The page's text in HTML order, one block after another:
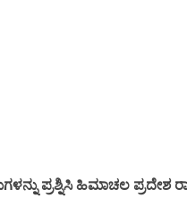
ಪ್ರಶ್ನಿಸಿ ಹಿಮಾಚಲ ಪ್ರದೇಶ